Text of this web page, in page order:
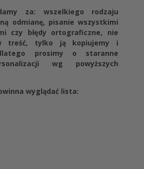
za: wszelkiego rodzaju
odmianę, pisanie wszystkimi
czy błędy ortograficzne, nie
treść, tylko ją kopiujemy i
prosimy o staranne
wg powyższych
wyglądać lista: